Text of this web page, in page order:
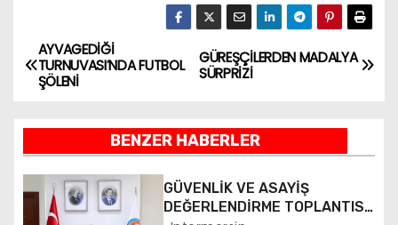
Y
a
z
ı
g
GÜREŞÇİLERDEN MADALYA
SÜRPRİZİ
AYVAGEDİĞİ
TURNUVASI’NDA FUTBOL
ŞÖLENİ
BENZER HABERLER
GÜVENLİK VE ASAYİŞ
DEĞERLENDİRME TOPLANTISI